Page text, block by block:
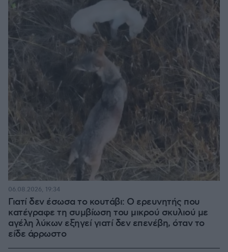
Γιατί δεν έσωσα το κουτάβι: Ο ερευνητής που
κατέγραφε τη συμβίωση του μικρού σκυλιού με
αγέλη λύκων εξηγεί γιατί δεν επενέβη, όταν το
είδε άρρωστο
06.08.2026, 19:34